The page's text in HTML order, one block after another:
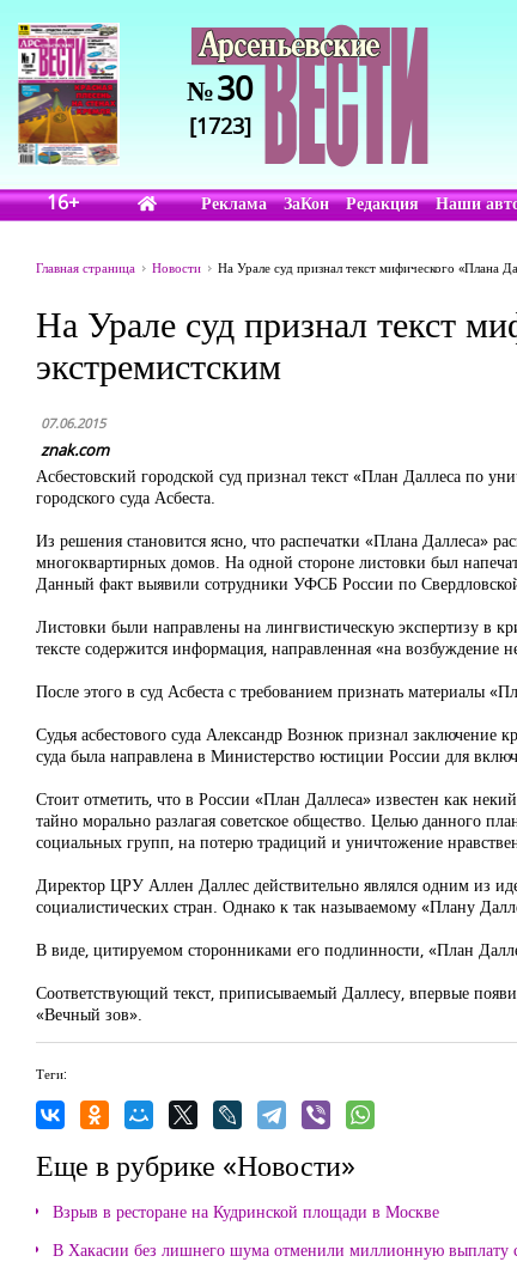
№30
[1723]
16+ Реклама ЗаКон Редакция Наши
Главная страница Новости На Урале суд признал текст мифического «Плана
На Урале суд признал текст
экстремистским
07.06.2015
znak.com
Асбестовский городской суд признал текст «План Даллеса по
городского суда Асбеста.
Из решения становится ясно, что распечатки «Плана Даллеса»
многоквартирных домов. На одной стороне листовки был
Данный факт выявили сотрудники УФСБ России по
Листовки были направлены на лингвистическую экспертизу в
тексте содержится информация, направленная «на
После этого в суд Асбеста с требованием признать материалы
Судья асбестового суда Александр Вознюк признал
суда была направлена в Министерство юстиции России для
Стоит отметить, что в России «План Даллеса» известен как
тайно морально разлагая советское общество. Целью данного
социальных групп, на потерю традиций и уничтожение
Директор ЦРУ Аллен Даллес действительно являлся одним из
социалистических стран. Однако к так называемому «Плану
В виде, цитируемом сторонниками его подлинности, «План
Соответствующий текст, приписываемый Даллесу, впервые
«Вечный зов».
Теги:
Еще в рубрике «Новости»
Взрыв в ресторане на Кудринской площади в Москве
В Хакасии без лишнего шума отменили миллионную